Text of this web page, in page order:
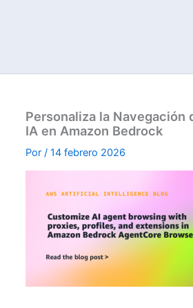
Personaliza la Navegación
IA en Amazon Bedrock
Por/14 febrero 2026